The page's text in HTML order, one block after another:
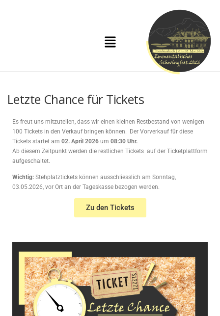
Letzte Chance für Tickets
Es freut uns mitzuteilen, dass wir einen kleinen Restbestand von wenigen
100 Tickets in den Verkauf bringen können. Der Vorverkauf für diese
Tickets startet am 02. April 2026 um 08:30 Uhr.
Ab diesem Zeitpunkt werden die restlichen Tickets auf der Ticketplattform
aufgeschaltet.
Wichtig: Stehplatztickets können ausschliesslich am Sonntag,
03.05.2026, vor Ort an der Tageskasse bezogen werden.
Zu den Tickets